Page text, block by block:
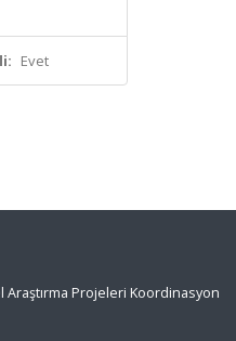
Evet
Projeleri Koordinasyon